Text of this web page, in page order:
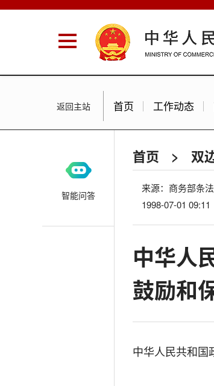
返回主站 首页 工作动态
首页 > 双
来源：商务部条
1998-07-01 09:11
中华人
鼓励和
中华人民共和国
智能问答